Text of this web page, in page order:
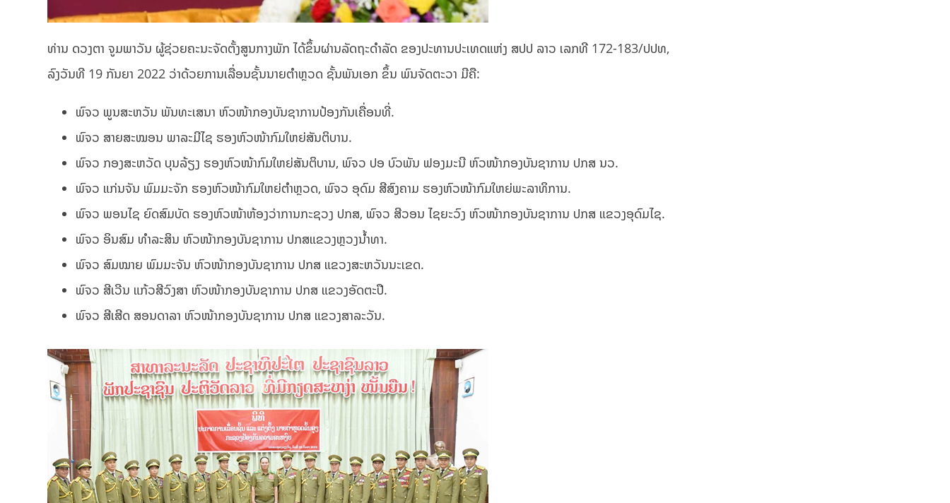
ທ່ານ ດວງຕາ ຈູມພາວັນ ຜູ້ຊ່ວຍຄະນະຈັດຕັ້ງສູນກາງພັກ ໄດ້ຂຶ້ນຜ່ານລັດຖະດຳລັດ ຂອງປະທານປະເທດແຫ່ງ ສປປ ລາວ ເລກທີ 172-183/ປປທ,
ລົງວັນທີ 19 ກັນຍາ 2022 ວ່າດ້ວຍການເລື່ອນຊັ້ນນາຍຕຳຫຼວດ ຊັ້ນພັນເອກ ຂຶ້ນ ພົນຈັດຕະວາ ມີຄື:
ພົຈວ ພູນສະຫວັນ ພັນທະເສນາ ຫົວໜ້າກອງບັນຊາການປ້ອງກັນເຄື່ອນທີ່.
ພົຈວ ສາຍສະໝອນ ພາລະມີໄຊ ຮອງຫົວໜ້າກົມໃຫຍ່ສັນຕິບານ.
ພົຈວ ກອງສະຫວັດ ບຸນລ້ຽງ ຮອງຫົວໜ້າກົມໃຫຍ່ສັນຕິບານ, ພົຈວ ປອ ບົວພັນ ຟອງມະນີ ຫົວໜ້າກອງບັນຊາການ ປກສ ນວ.
ພົຈວ ແກ່ນຈັນ ພົມມະຈັກ ຮອງຫົວໜ້າກົມໃຫຍ່ຕຳຫຼວດ, ພົຈວ ອຸດົມ ສີສົງຄາມ ຮອງຫົວໜ້າກົມໃຫຍ່ພະລາທິການ.
ພົຈວ ພອນໄຊ ຍົດສົມບັດ ຮອງຫົວໜ້າຫ້ອງວ່າການກະຊວງ ປກສ, ພົຈວ ສີວອນ ໄຊຍະວົງ ຫົວໜ້າກອງບັນຊາການ ປກສ ແຂວງອຸດົມໄຊ.
ພົຈວ ອິນສົມ ທຳລະສິນ ຫົວໜ້າກອງບັນຊາການ ປກສແຂວງຫຼວງນ້ຳທາ.
ພົຈວ ສົມໝາຍ ພົມມະຈັນ ຫົວໜ້າກອງບັນຊາການ ປກສ ແຂວງສະຫວັນນະເຂດ.
ພົຈວ ສີເວີນ ແກ້ວສີວົງສາ ຫົວໜ້າກອງບັນຊາການ ປກສ ແຂວງອັດຕະປື.
ພົຈວ ສີເສີດ ສອນດາລາ ຫົວໜ້າກອງບັນຊາການ ປກສ ແຂວງສາລະວັນ.